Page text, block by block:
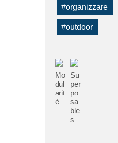
#organizzare
#outdoor
Mo
dul
arit
é
Su
per
po
sa
ble
s